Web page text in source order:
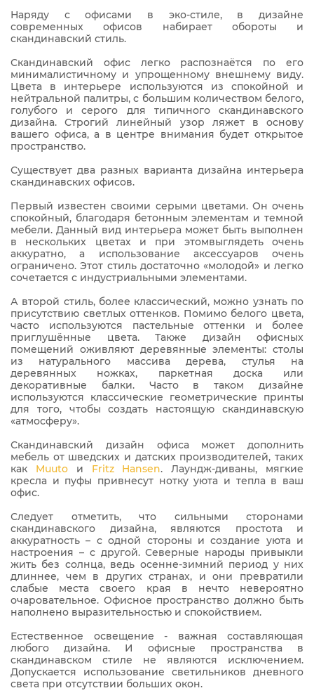
Наряду с офисами в эко-стиле, в дизайне
современных офисов набирает обороты и
скандинавский стиль.
Скандинавский офис легко распознаётся по его
минималистичному и упрощенному внешнему виду.
Цвета в интерьере используются из спокойной и
нейтральной палитры, с большим количеством белого,
голубого и серого для типичного скандинавского
дизайна. Строгий линейный узор ляжет в основу
вашего офиса, а в центре внимания будет открытое
пространство.
Существует два разных варианта дизайна интерьера
скандинавских офисов.
Первый известен своими серыми цветами. Он очень
спокойный, благодаря бетонным элементам и темной
мебели. Данный вид интерьера может быть выполнен
в нескольких цветах и при этомвыглядеть очень
аккуратно, а использование аксессуаров очень
ограничено. Этот стиль достаточно «молодой» и легко
сочетается с индустриальными элементами.
А второй стиль, более классический, можно узнать по
присутствию светлых оттенков. Помимо белого цвета,
часто используются пастельные оттенки и более
приглушённые цвета. Также дизайн офисных
помещений оживляют деревянные элементы: столы
из натурального массива дерева, стулья на
деревянных ножках, паркетная доска или
декоративные балки. Часто в таком дизайне
используются классические геометрические принты
для того, чтобы создать настоящую скандинавскую
«атмосферу».
Скандинавский дизайн офиса может дополнить
мебель от шведских и датских производителей, таких
как Muutoи Fritz Hansen. Лаундж-диваны, мягкие
кресла и пуфы привнесут нотку уюта и тепла в ваш
офис.
Следует отметить, что сильными сторонами
скандинавского дизайна, являются простота и
аккуратность – с одной стороны и создание уюта и
настроения – с другой. Северные народы привыкли
жить без солнца, ведь осенне-зимний период у них
длиннее, чем в других странах, и они превратили
слабые места своего края в нечто невероятно
очаровательное. Офисное пространство должно быть
наполнено выразительностью и спокойствием.
Естественное освещение - важная составляющая
любого дизайна. И офисные пространства в
скандинавском стиле не являются исключением.
Допускается использование светильников дневного
света при отсутствии больших окон.